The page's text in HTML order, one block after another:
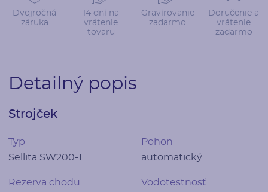
Dvojročná
záruka
14 dní na
vrátenie
tovaru
Gravírovanie
zadarmo
Doručenie a
vrátenie
zadarmo
Detailný popis
Strojček
Typ
Sellita SW200-1
Pohon
automatický
Rezerva chodu
Vodotestnosť